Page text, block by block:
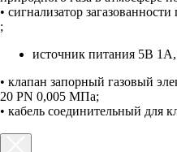
• сигнализатор
;
источник питания 5В
• клапан запорный газовый
20 PN 0,005 МПа;
• кабель соединительный для